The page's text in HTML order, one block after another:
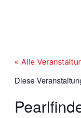
« Alle
Diese